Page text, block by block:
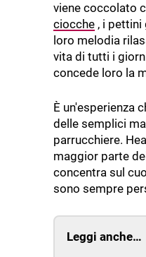
viene coccolato
ciocche , i pettini
loro melodia
vita di tutti i
concede loro la
È un'esperienza
delle semplici
parrucchiere.
maggior parte
concentra sul
sono sempre
Leggi anche…